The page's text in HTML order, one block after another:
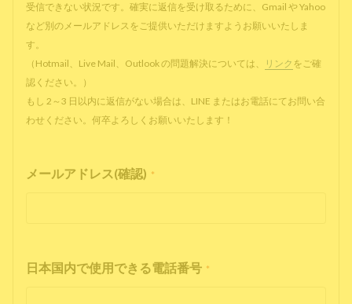
受信できない状況です。確実に返信を受け取るために、Gmail や Yahoo
など別のメールアドレスをご提供いただけますようお願いいたしま
す。
（Hotmail、Live Mail、Outlook の問題解決については、
リンク をご確
認ください。）
もし 2～3 日以内に返信がない場合は、LINE またはお電話にてお問い合
わせください。何卒よろしくお願いいたします！
メールアドレス(確認) *
日本国内で使用できる電話番号 *